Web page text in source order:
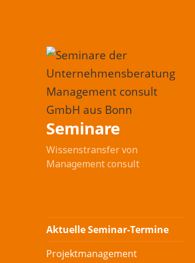
Seminare
Wissenstransfer von
Management consult
Aktuelle Seminar-Termine
Projektmanagement